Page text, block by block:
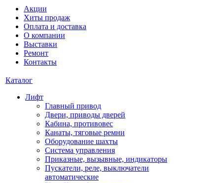
Акции
Хиты продаж
Оплата и доставка
О компании
Выставки
Ремонт
Контакты
Каталог
Лифт
Главный привод
Двери, приводы дверей
Кабина, противовес
Канаты, тяговые ремни
Оборудование шахты
Система управления
Приказные, вызывные, индикаторы
Пускатели, реле, выключатели
автоматические